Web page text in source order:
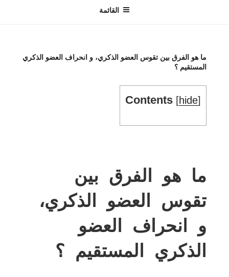
القائمة
ما هو الفرق بين تقوس العضو الذكري، و انحراف العضو الذكري
المستقيم ؟
Contents [hide]
ما هو الفرق بين
تقوس العضو الذكري،
و انحراف العضو
الذكري المستقيم ؟